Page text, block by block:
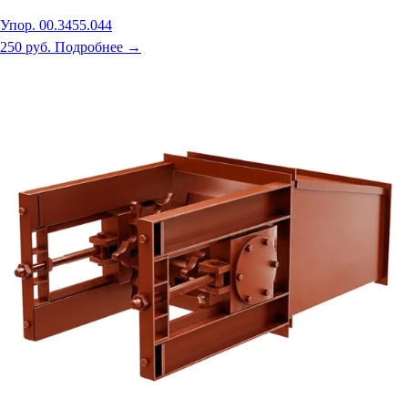
Упор. 00.3455.044
250 руб. Подробнее →